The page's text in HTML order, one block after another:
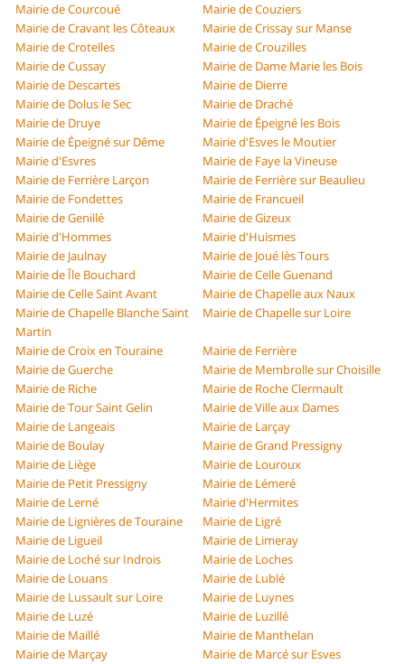
Mairie de Courcoué
Mairie de Couziers
Mairie de Cravant les Côteaux
Mairie de Crissay sur Manse
Mairie de Crotelles
Mairie de Crouzilles
Mairie de Cussay
Mairie de Dame Marie les Bois
Mairie de Descartes
Mairie de Dierre
Mairie de Dolus le Sec
Mairie de Draché
Mairie de Druye
Mairie de Épeigné les Bois
Mairie de Épeigné sur Dême
Mairie d'Esves le Moutier
Mairie d'Esvres
Mairie de Faye la Vineuse
Mairie de Ferrière Larçon
Mairie de Ferrière sur Beaulieu
Mairie de Fondettes
Mairie de Francueil
Mairie de Genillé
Mairie de Gizeux
Mairie d'Hommes
Mairie d'Huismes
Mairie de Jaulnay
Mairie de Joué lès Tours
Mairie de Île Bouchard
Mairie de Celle Guenand
Mairie de Celle Saint Avant
Mairie de Chapelle aux Naux
Mairie de Chapelle Blanche Saint
Martin
Mairie de Chapelle sur Loire
Mairie de Croix en Touraine
Mairie de Ferrière
Mairie de Guerche
Mairie de Membrolle sur Choisille
Mairie de Riche
Mairie de Roche Clermault
Mairie de Tour Saint Gelin
Mairie de Ville aux Dames
Mairie de Langeais
Mairie de Larçay
Mairie de Boulay
Mairie de Grand Pressigny
Mairie de Liège
Mairie de Louroux
Mairie de Petit Pressigny
Mairie de Lémeré
Mairie de Lerné
Mairie d'Hermites
Mairie de Lignières de Touraine
Mairie de Ligré
Mairie de Ligueil
Mairie de Limeray
Mairie de Loché sur Indrois
Mairie de Loches
Mairie de Louans
Mairie de Lublé
Mairie de Lussault sur Loire
Mairie de Luynes
Mairie de Luzé
Mairie de Luzillé
Mairie de Maillé
Mairie de Manthelan
Mairie de Marçay
Mairie de Marcé sur Esves